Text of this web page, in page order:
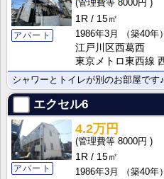
アパート
8000円
1R
15㎡
1986年3月
（築40年）
江戸川区西葛西
東京メトロ東西線
シャワーとトイレが別のお部屋で
エクセル6
アパート
4.2万円
8000円
1R
15㎡
1986年3月
（築40年）